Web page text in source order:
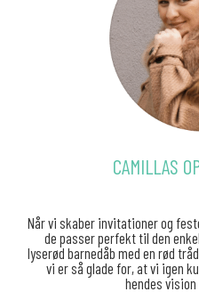
CAMILLAS
Når vi skaber invitationer og
de passer perfekt til den
lyserød barnedåb med en rød
vi er så glade for, at vi igen
hendes